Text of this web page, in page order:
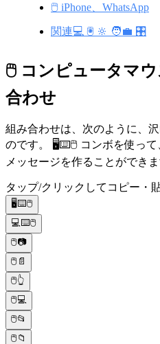
🖱️ iPhone、WhatsApp
関連💻 🖲️ 🔆 🧑‍💼 🎛️
🖱️ コンピュータマ
合わせ
組み合わせは、次のように、
のです。 🖥️⌨️🖱️ コンボを使って
メッセージを作ることができま
タップ/クリックしてコピー・
🖥️⌨️🖱️
💻⌨️🖱️
🖱️📷
🖱️📄
🖱️👆
🖱️💻
🖱️📂
🖱️📁